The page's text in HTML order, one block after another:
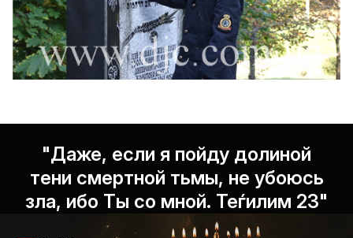
"Даже, если я пойду долиной
тени смертной тьмы, не убоюсь
зла, ибо Ты со мной. Теѓилим 23"